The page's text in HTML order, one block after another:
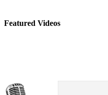
Featured Videos